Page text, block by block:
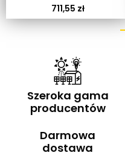
711,55 zł
Szeroka gama
producentów
Darmowa
dostawa